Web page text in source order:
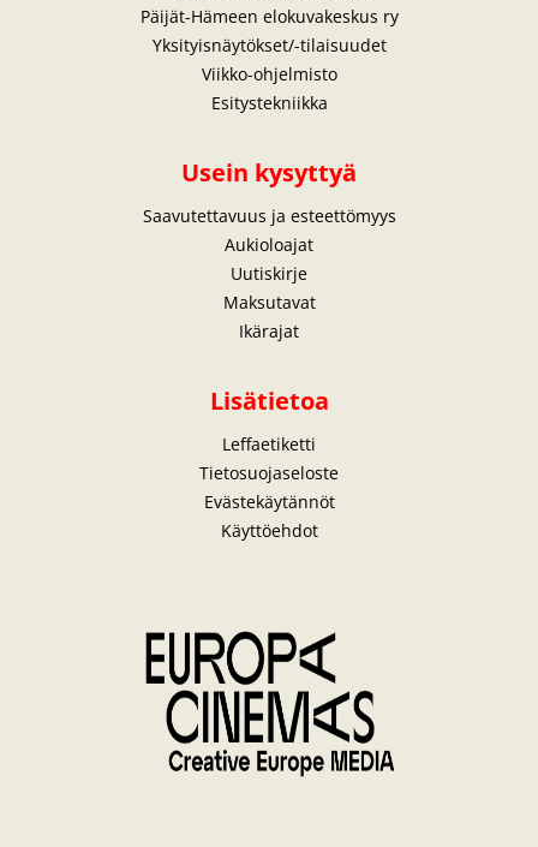
Päijät-Hämeen elokuvakeskus ry
Yksityisnäytökset/-tilaisuudet
Viikko-ohjelmisto
Esitystekniikka
Usein kysyttyä
Saavutettavuus ja esteettömyys
Aukioloajat
Uutiskirje
Maksutavat
Ikärajat
Lisätietoa
Leffaetiketti
Tietosuojaseloste
Evästekäytännöt
Käyttöehdot